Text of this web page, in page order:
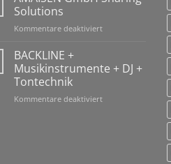
Holidays
26
Solutions
Kommentare deaktiviertfür
Sharing
Solutions
BACKLINE +
Musikinstrumente + DJ +
Tontechnik
Kommentare deaktiviertfür